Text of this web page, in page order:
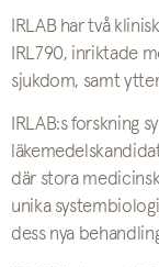
IRLAB har två
IRL790, inriktade
sjukdom, samt
IRLAB:s forskning
där stora
unika
dess nya